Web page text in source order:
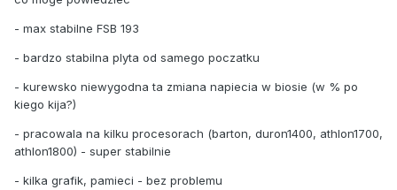
- max stabilne FSB 193
- bardzo stabilna plyta od samego poczatku
- kurewsko niewygodna ta zmiana napiecia w biosie (w % po
kiego kija?)
- pracowala na kilku procesorach (barton, duron1400, athlon1700,
athlon1800) - super stabilnie
- kilka grafik, pamieci - bez problemu